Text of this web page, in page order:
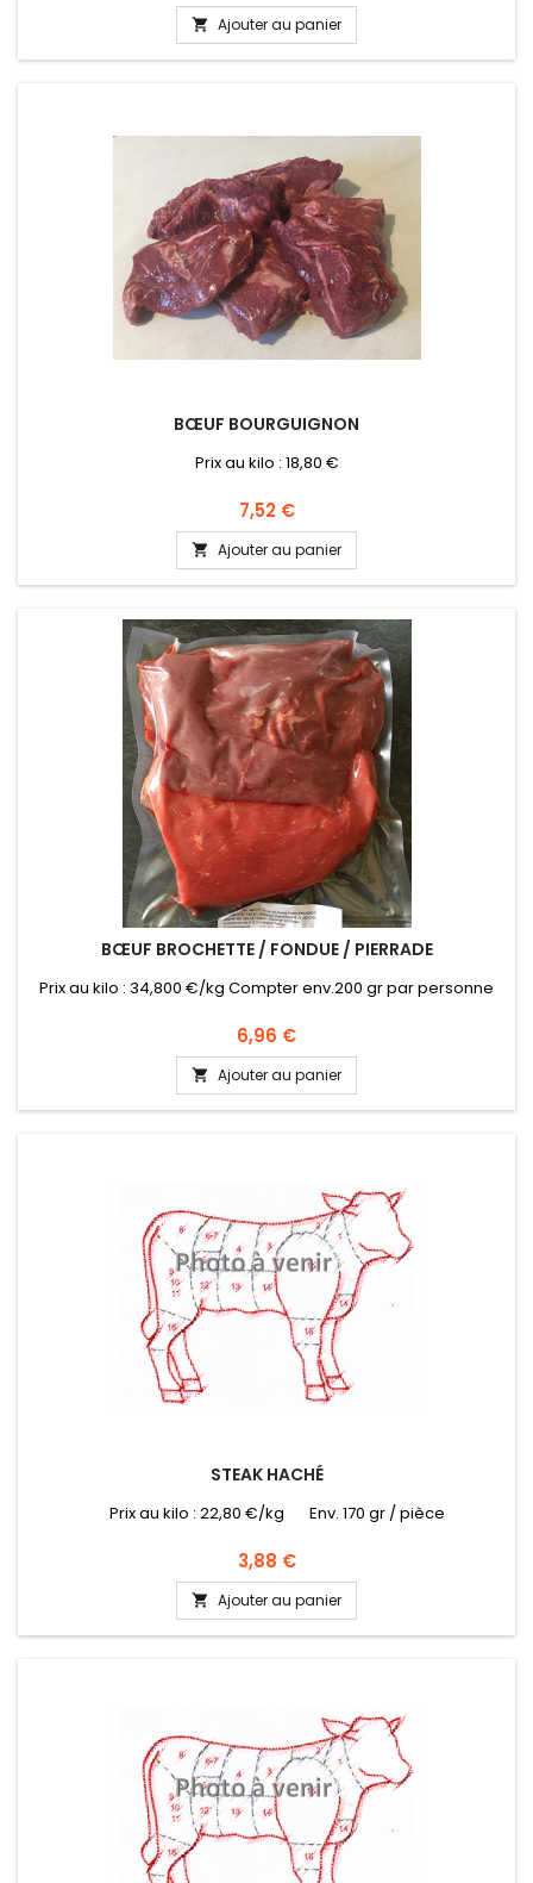
 Ajouter au panier
BŒUF BOURGUIGNON
Prix au kilo : 18,80 €
Prix
7,52 €
 Ajouter au panier
BŒUF BROCHETTE / FONDUE / PIERRADE
Prix au kilo : 34,800 €/kg Compter env.200 gr par personne
Prix
6,96 €
 Ajouter au panier
STEAK HACHÉ
Prix au kilo : 22,80 €/kg Env. 170 gr / pièce
Prix
3,88 €
 Ajouter au panier